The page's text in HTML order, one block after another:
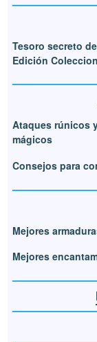
Tesoro secreto
Edición
Ataques rúnicos
mágicos
Consejos para
Mejores
Mejores